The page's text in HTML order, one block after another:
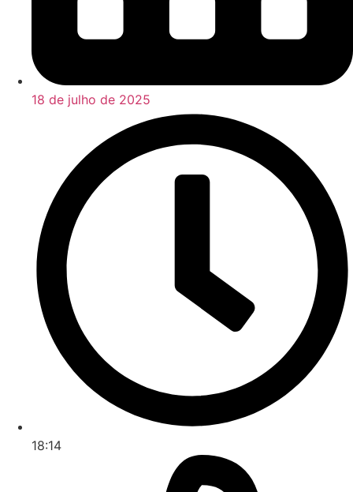
18 de julho de 2025
18:14